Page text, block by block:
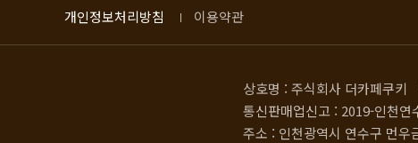
개인정보처리방침 이용약관
상호명 : 주식회사 더카페쿠키
통신판매업신고 : 2019-인천연
주소 : 인천광역시 연수구 먼